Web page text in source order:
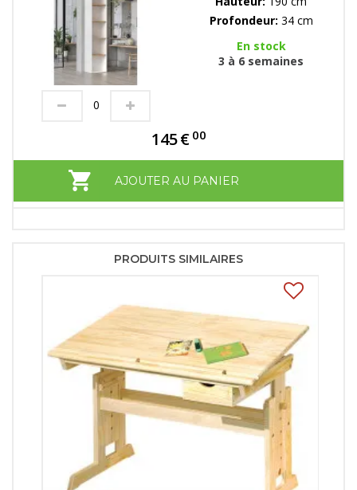
Profondeur: 34 cm
En stock
3 à 6 semaines
145€ 00
AJOUTER AU PANIER
PRODUITS SIMILAIRES